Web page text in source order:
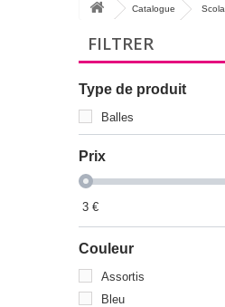
Catalogue
FILTRER
Type de produit
Balles
Prix
3 €
Couleur
Assortis
Bleu